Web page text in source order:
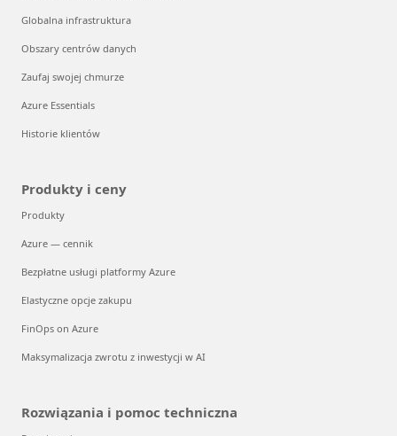
Globalna infrastruktura
Obszary centrów danych
Zaufaj swojej chmurze
Azure Essentials
Historie klientów
Produkty i ceny
Produkty
Azure — cennik
Bezpłatne usługi platformy Azure
Elastyczne opcje zakupu
FinOps on Azure
Maksymalizacja zwrotu z inwestycji w AI
Rozwiązania i pomoc techniczna